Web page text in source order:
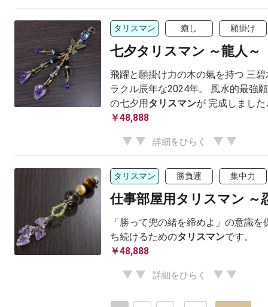
タリスマン 癒し 願掛け
七夕タリスマン ～龍人～
飛躍と願掛け力の木の氣を持つ 三
ラクル辰年な2024年。 風水的最強
の七夕用タリスマンが 完成しました
￥48,888
詳細をひらく
タリスマン 勝負運 集中力
仕事部屋用タリスマン ～
「勝って兜の緒を締めよ」の意識
ち続けるためのタリスマンです。
￥48,888
詳細をひらく